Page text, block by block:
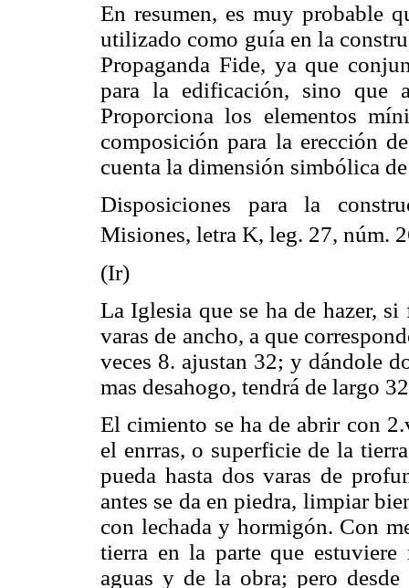
En resumen, es muy probable
utilizado como guía en la
Propaganda Fide, ya que
para la edificación, sino
Proporciona los elementos
composición para la erección
cuenta la dimensión simbólica
Disposiciones para la
Misiones, letra K, leg. 27, núm.
(Ir)
La Iglesia que se ha de hazer,
varas de ancho, a que
veces 8. ajustan 32; y dándole
mas desahogo, tendrá de largo
El cimiento se ha de abrir con
el enrras, o superficie de la
pueda hasta dos varas de
antes se da en piedra, limpiar
con lechada y hormigón. Con
tierra en la parte que estuviere
aguas y de la obra; pero